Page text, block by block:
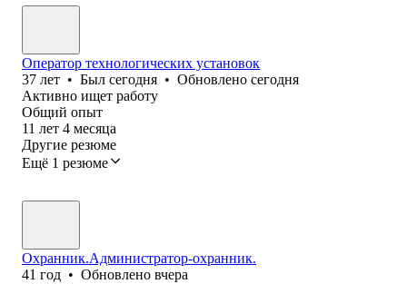
Оператор технологических установок
37 лет • Был сегодня • Обновлено сегодня
Активно ищет работу
Общий опыт
11 лет 4 месяца
Другие резюме
Ещё 1 резюме
Охранник.Администратор-охранник.
41 год • Обновлено вчера